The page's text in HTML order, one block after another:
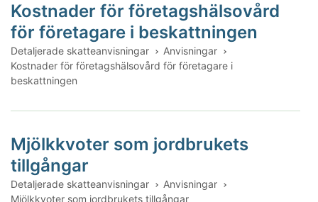
Kostnader för företagshälsovård
för företagare i beskattningen
Detaljerade skatteanvisningar
Anvisningar
Kostnader för företagshälsovård för företagare i
beskattningen
Mjölkkvoter som jordbrukets
tillgångar
Detaljerade skatteanvisningar
Anvisningar
Mjölkkvoter som jordbrukets tillgångar